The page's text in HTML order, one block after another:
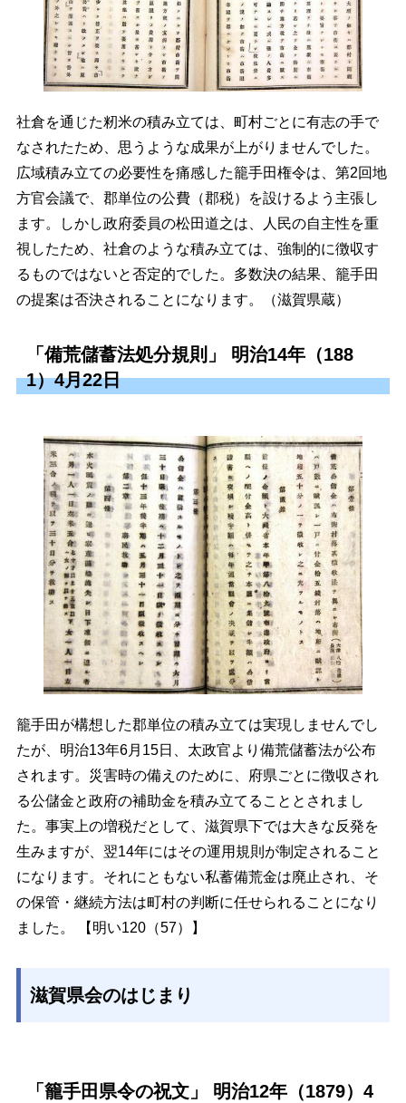
社倉を通じた籾米の積み立ては、町村ごとに有志の手で
なされたため、思うような成果が上がりませんでした。
広域積み立ての必要性を痛感した籠手田権令は、第2回地
方官会議で、郡単位の公費（郡税）を設けるよう主張し
ます。しかし政府委員の松田道之は、人民の自主性を重
視したため、社倉のような積み立ては、強制的に徴収す
るものではないと否定的でした。多数決の結果、籠手田
の提案は否決されることになります。（滋賀県蔵）
「備荒儲蓄法処分規則」 明治14年（188
1）4月22日
籠手田が構想した郡単位の積み立ては実現しませんでし
たが、明治13年6月15日、太政官より備荒儲蓄法が公布
されます。災害時の備えのために、府県ごとに徴収され
る公儲金と政府の補助金を積み立てることとされまし
た。事実上の増税だとして、滋賀県下では大きな反発を
生みますが、翌14年にはその運用規則が制定されること
になります。それにともない私蓄備荒金は廃止され、そ
の保管・継続方法は町村の判断に任せられることになり
ました。 【明い120（57）】
滋賀県会のはじまり
「籠手田県令の祝文」 明治12年（1879）4